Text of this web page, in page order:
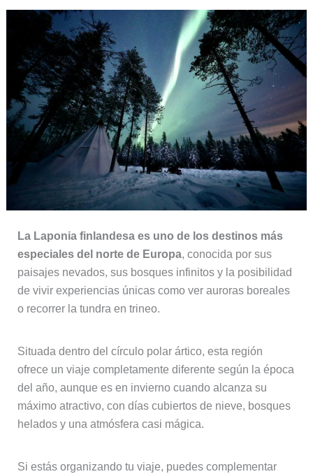
La Laponia finlandesa es uno de los destinos más
especiales del norte de Europa, conocida por sus
paisajes nevados, sus bosques infinitos y la posibilidad
de vivir experiencias únicas como ver auroras boreales
o recorrer la tundra en trineo.
Situada dentro del círculo polar ártico, esta región
ofrece un viaje completamente diferente según la época
del año, aunque es en invierno cuando alcanza su
máximo atractivo, con días cubiertos de nieve, bosques
helados y una atmósfera casi mágica.
Si estás organizando tu viaje, puedes complementar